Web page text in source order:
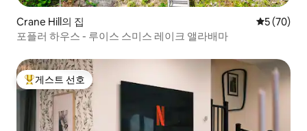
Crane Hill의 집 평점 5점(5
5 (70)
포플러 하우스 - 루이스 스미스 레이크 앨라배마
상위 게스트 선호
게스트 선호